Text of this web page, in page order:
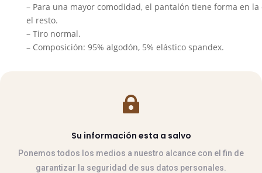
– Para una mayor comodidad, el pantalón tiene forma en
el resto.
– Tiro normal.
– Composición: 95% algodón, 5% elástico spandex.

Su información esta a salvo
Ponemos todos los medios a nuestro alcance con el fin de
garantizar la seguridad de sus datos personales.